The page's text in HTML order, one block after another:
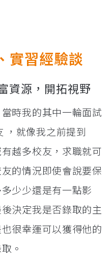
實習經驗談
資源，開拓視野
時我的其中一輪面試
，就像我之前提到
越多校友，求職就可
的情況即使會說要保
少少還是有一點影
決定我是否錄取的主
很幸運可以獲得他的
。